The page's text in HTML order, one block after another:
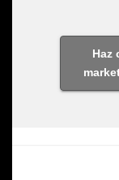
Haz